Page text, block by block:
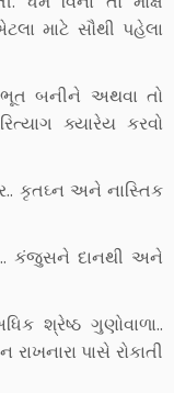
માટે સૌથી પહેલા
બનીને અથવા તો
ક્યારેય કરવો
કૃતઘ્ન અને નાસ્તિક
કંજુસને દાનથી અને
શ્રેષ્ઠ ગુણોવાળા..
પાસે રોકાતી